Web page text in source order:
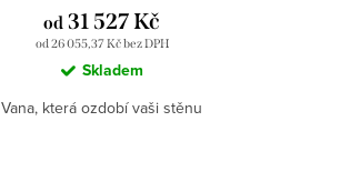
od 26 055,37 Kč bez DPH
od 31 527 Kč
Skladem
Vana, která ozdobí vaši stěnu